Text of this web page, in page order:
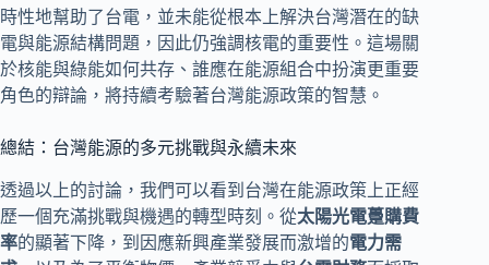
時性地幫助了台電，並未能從根本上解決台灣潛在的缺
電與能源結構問題，因此仍強調核電的重要性。這場關
於核能與綠能如何共存、誰應在能源組合中扮演更重要
角色的辯論，將持續考驗著台灣能源政策的智慧。
總結：台灣能源的多元挑戰與永續未來
透過以上的討論，我們可以看到台灣在能源政策上正經
歷一個充滿挑戰與機遇的轉型時刻。從太陽光電躉購費
率的顯著下降，到因應新興產業發展而激增的電力需